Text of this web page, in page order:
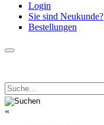
Login
Sie sind Neukunde?
Bestellungen
«